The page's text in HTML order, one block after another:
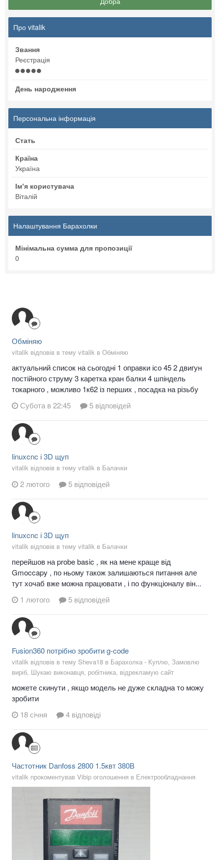
Про vitalik
Звання
Реєстрація
День народження
Персональна інформація
Стать
Країна
Україна
Імʼя користувача
Віталій
Налаштування Барахолки
Мінімальна сумма для пропозиції
0
Обміняю
vitalik відповів в тему vitalik в Обміняю
актуальний список на сьогодні 1 оправки ісо 45 2 двигун
постійного струму 3 каретка кран балки 4 шпіндель
токарного , можливо 1к62 із перших , посадка на різьбу
Субота в 22:45
5 відповідей
linuxcnc і 3D щуп
vitalik відповів в тему vitalik в Балачки
2 лютого 5 відповідей
linuxcnc і 3D щуп
vitalik відповів в тему vitalik в Балачки
перейшов на probe basic , як на мене краще від
Gmoccapy , по ньому також залишаються питання але
тут хочаб вже можна працювати , і по функціоналу він...
1 лютого
5 відповідей
Fusion360 потрібно зробити g-code
vitalik відповів в тему Sheva18 в Барахолка - Куплю, Замовлю
виріб, Шукаю виконавця, робітника, відрекламую сайт
можете скинути , якщо модель не дуже складна то можу
зробити
18 січня
4 відповіді
Частотник Danfoss 2800 1.5квт 380В
vitalik прокоментував Vibip оголошення в Електрообладнання